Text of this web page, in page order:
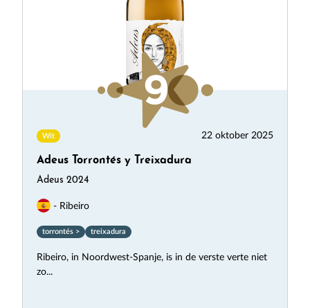
Wit 22 oktober 2025
Adeus Torrontés y Treixadura
Adeus 2024
- Ribeiro
torrontés > treixadura
Ribeiro, in Noordwest-Spanje, is in de verste verte niet
zo...